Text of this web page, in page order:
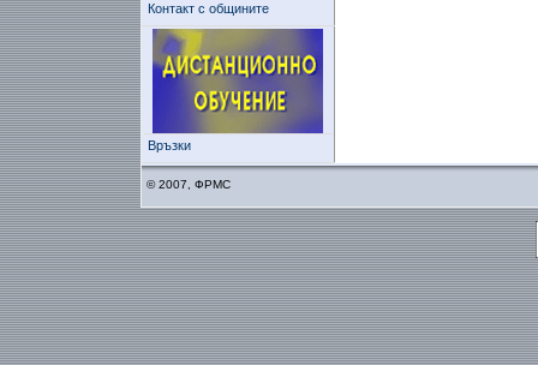
Контакт с общините
Връзки
© 2007, ФРМС